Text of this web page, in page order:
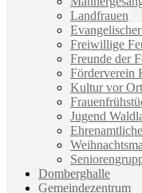
Landfrauen
Freiwillige
Freunde der
Förderverein
Kultur vor Ort
Jugend
Domberghalle
Gemeindezentrum